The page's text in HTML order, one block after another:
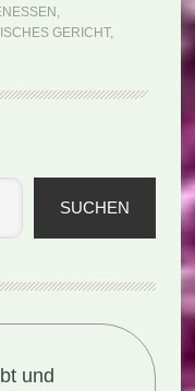
de
,
GERICHT,
SUCHEN
und